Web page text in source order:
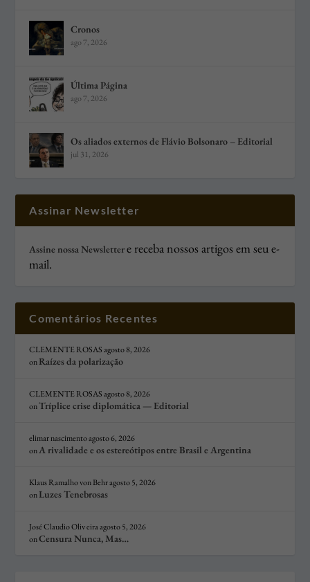
Cronos
ago 7, 2026
Última Página
ago 7, 2026
Os aliados externos de Flávio Bolsonaro – Editorial
jul 31, 2026
Assinar Newsletter
Assine nossa Newslettere receba nossos artigos em seu e-
mail.
Comentários Recentes
CLEMENTE ROSAS agosto 8, 2026
onRaízes da polarização
CLEMENTE ROSAS agosto 8, 2026
onTríplice crise diplomática — Editorial
elimar nascimentoagosto 6, 2026
onA rivalidade e os estereótipos entre Brasil e Argentina
Klaus Ramalho von Behragosto 5, 2026
onLuzes Tenebrosas
José Claudio Oliv eiraagosto 5, 2026
onCensura Nunca, Mas…